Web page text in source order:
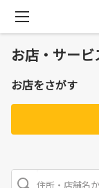
お店・サービ
お店をさがす